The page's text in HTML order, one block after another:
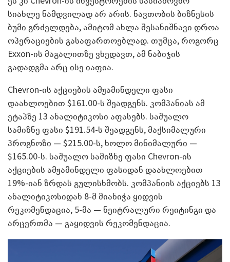
სიახლე ნამდვილად არ არის. ნავთობის ბიზნესის
ბუმი გრძელდება, ამიტომ ახლა შესანიშნავი დროა
ოპერაციების გასაფართოებლად. თუმცა, როგორც
Exxon-ის მაგალითზე ვხედავთ, ამ ნაბიჯის
გადადგმა არც ისე იაფია.
Chevron-ის აქციების ამჟამინდელი ფასი
დაახლოებით $161.00-ს შეადგენს. კომპანიას ამ
ეტაპზე 13 ანალიტიკოსი აფასებს. საშუალო
სამიზნე ფასი $191.54-ს შეადგენს, მაქსიმალური
პროგნოზი — $215.00-ს, ხოლო მინიმალური —
$165.00-ს. საშუალო სამიზნე ფასი Chevron-ის
აქციების ამჟამინდელი ფასიდან დაახლოებით
19%-იან ზრდას გულისხმობს. კომპანიის აქციებს 13
ანალიტიკოსიდან 8-მ მიანიჭა ყიდვის
რეკომენდაცია, 5-მა — ნეიტრალური რეიტინგი და
არცერთმა — გაყიდვის რეკომენდაცია.